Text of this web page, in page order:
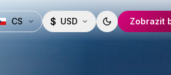
CS $ USD Toggle theme
Zobrazit